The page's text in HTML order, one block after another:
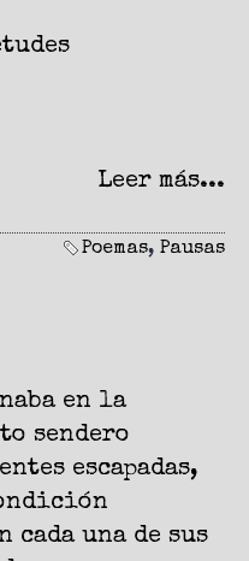
Leer más...
Poemas, Pausas
en la
sendero
escapadas,
una de sus